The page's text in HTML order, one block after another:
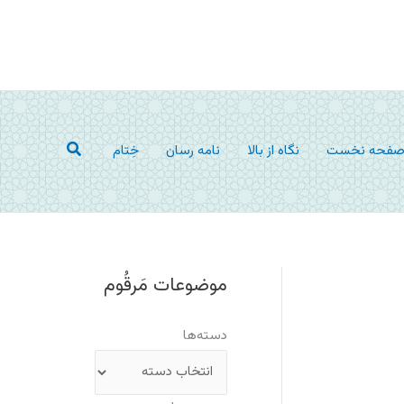
نخست نگاه از بالا نامه رسان خِتام جستجو
موضوعات مَرقُوم
دسته‌ها